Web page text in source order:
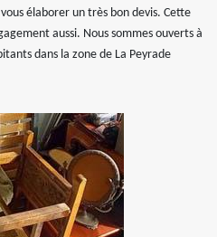
élaborer un très bon devis. Cette
aussi. Nous sommes ouverts à
dans la zone de La Peyrade